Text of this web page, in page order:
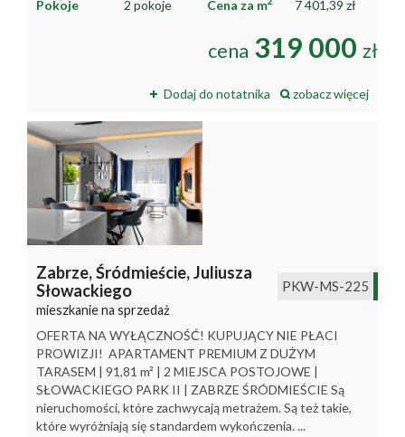
Pokoje
2 pokoje Cena za m 7 401,39 zł
cena 319 000 zł
Dodaj do notatnika zobacz więcej
Zabrze,Śródmieście,Juliusza
Słowackiego
mieszkanie na sprzedaż
PKW-MS-225
OFERTA NA WYŁĄCZNOŚĆ! KUPUJĄCY NIE PŁACI
PROWIZJI! APARTAMENT PREMIUM Z DUŻYM
TARASEM | 91,81 m² | 2 MIEJSCA POSTOJOWE |
SŁOWACKIEGO PARK II | ZABRZE ŚRÓDMIEŚCIE Są
nieruchomości, które zachwycają metrażem. Są też takie,
które wyróżniają się standardem wykończenia. ...